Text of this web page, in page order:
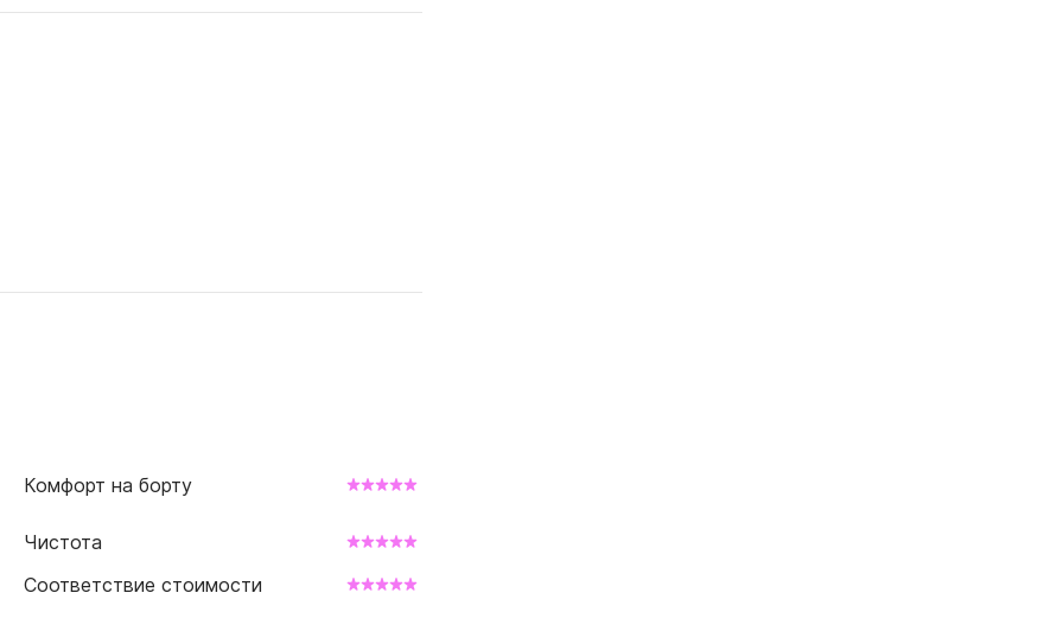
Комфорт на борту
Чистота
Соответствие стоимости